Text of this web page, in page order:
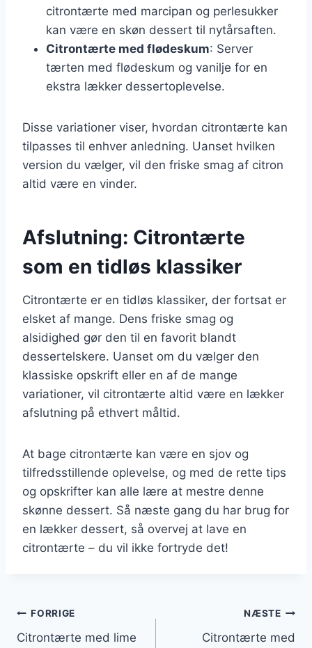
citrontærte med marcipan og perlesukker
kan være en skøn dessert til nytårsaften.
Citrontærte med flødeskum: Server
tærten med flødeskum og vanilje for en
ekstra lækker dessertoplevelse.
Disse variationer viser, hvordan citrontærte kan
tilpasses til enhver anledning. Uanset hvilken
version du vælger, vil den friske smag af citron
altid være en vinder.
Afslutning: Citrontærte
som en tidløs klassiker
Citrontærte er en tidløs klassiker, der fortsat er
elsket af mange. Dens friske smag og
alsidighed gør den til en favorit blandt
dessertelskere. Uanset om du vælger den
klassiske opskrift eller en af de mange
variationer, vil citrontærte altid være en lækker
afslutning på ethvert måltid.
At bage citrontærte kan være en sjov og
tilfredsstillende oplevelse, og med de rette tips
og opskrifter kan alle lære at mestre denne
skønne dessert. Så næste gang du har brug for
en lækker dessert, så overvej at lave en
citrontærte – du vil ikke fortryde det!
Indlægsnavigation
FORRIGE
Citrontærte med lime
NÆSTE
Citrontærte med